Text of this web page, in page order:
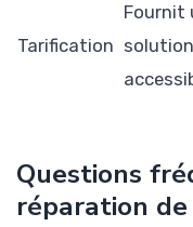
Tarification
Fournit
solution
Questions
réparation